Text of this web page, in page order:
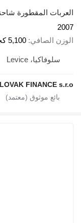
العربات المقطورة
2007
الوزن الصافي 5,100 كجم
سلوفاكيا، Levice
FINANCE s.r.o.